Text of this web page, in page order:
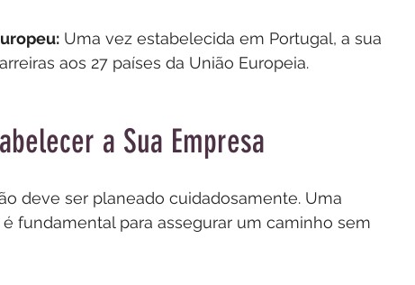
Uma vez estabelecida em Portugal, a sua
aos 27 países da União Europeia.
a Sua Empresa
deve ser planeado cuidadosamente. Uma
fundamental para assegurar um caminho sem